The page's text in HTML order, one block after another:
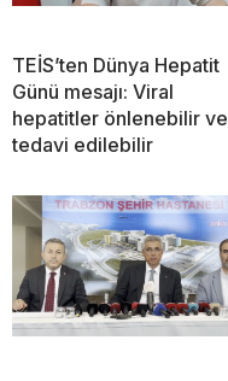
TEİS’ten Dünya Hepatit
Günü mesajı: Viral
hepatitler önlenebilir ve
tedavi edilebilir